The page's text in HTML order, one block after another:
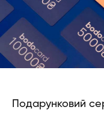
Подарунковий